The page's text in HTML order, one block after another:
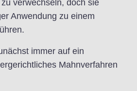
verwechseln, doch sie
Anwendung zu einem
immer auf ein
Mahnverfahren